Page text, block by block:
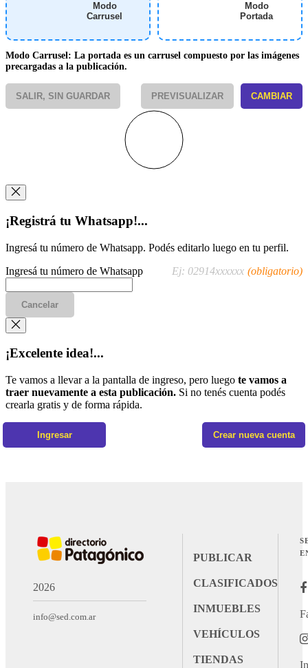
Modo
Carrusel
Modo
Portada
Modo Carrusel: La portada es un carrusel compuesto por las imágenes
precargadas a la publicación.
SALIR, SIN GUARDAR CAMBIAR
PREVISUALIZAR
¡Registrá tu Whatsapp!...
Ingresá tu número de Whatsapp. Podés editarlo luego en tu perfil.
Ingresá tu número de Whatsapp
(obligatorio)
Ej: 02914xxxxxx
Cancelar
¡Excelente idea!...
Te vamos a llevar a la pantalla de ingreso, pero luego te vamos a
traer nuevamente a esta publicación. Si no tenés cuenta podés
crearla gratis y de forma rápida.
Ingresar Crear nueva cuenta
2026
info@sed.com.ar
PUBLICAR
CLASIFICADOS
INMUEBLES
VEHÍCULOS
TIENDAS